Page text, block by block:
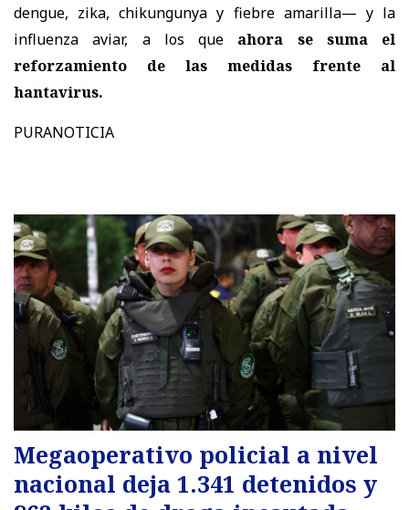
dengue, zika, chikungunya y fiebre amarilla— y la
influenza aviar, a los que ahora se suma el
reforzamiento de las medidas frente al
hantavirus.
PURANOTICIA
Megaoperativo policial a nivel
nacional deja 1.341 detenidos y